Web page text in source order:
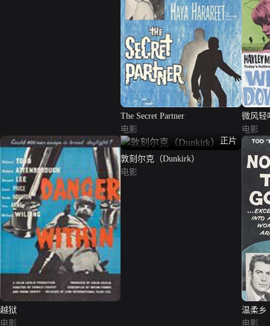
The Secret Partner
电影
微风轻
电影
越狱
电影
正片
敦刻尔克（Dunkirk）
电影
温柔乡
电影